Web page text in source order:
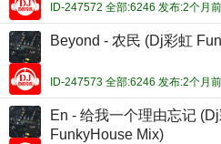
ID-247572 全部:6246 发布:2个月前
Beyond - 农民 (Dj彩虹
ID-247573 全部:6246 发布:2个月前
En - 给我一个理由忘记
FunkyHouse Mix)